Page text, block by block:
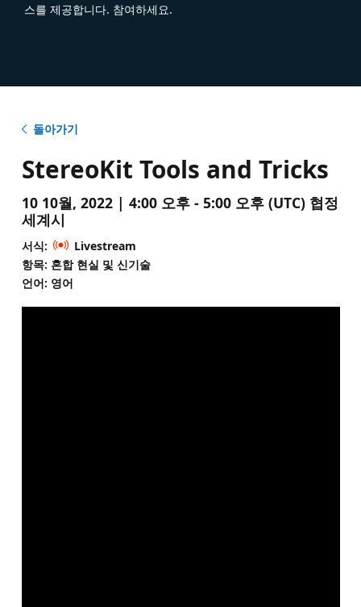
스를 제공합니다. 참여하세요.
돌아가기
StereoKit Tools and Tricks
10 10월, 2022 | 4:00 오후 - 5:00 오후 (UTC) 협정
세계시
서식:
Livestream
항목: 혼합 현실 및 신기술
언어: 영어